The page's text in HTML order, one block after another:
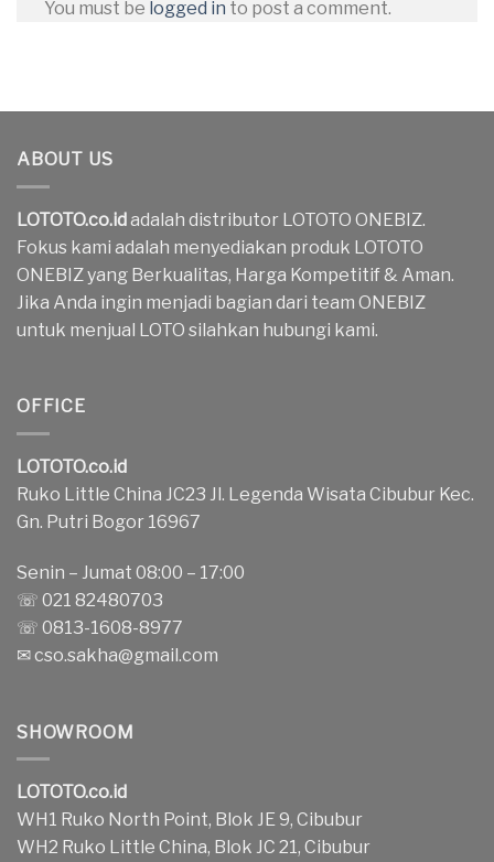
You must be logged in to post a comment.
ABOUT US
LOTOTO.co.idadalah distributor LOTOTO ONEBIZ.
Fokus kami adalah menyediakan produk LOTOTO
ONEBIZ yang Berkualitas, Harga Kompetitif & Aman.
Jika Anda ingin menjadi bagian dari team ONEBIZ
untuk menjual LOTO silahkan hubungi kami.
OFFICE
LOTOTO.co.id
Ruko Little China JC23 Jl. Legenda Wisata Cibubur Kec.
Gn. Putri Bogor 16967
Senin – Jumat 08:00 – 17:00
☏ 021 82480703
☏ 0813-1608-8977
✉cso.sakha@gmail.com
SHOWROOM
LOTOTO.co.id
WH1 Ruko North Point, Blok JE 9, Cibubur
WH2 Ruko Little China, Blok JC 21, Cibubur